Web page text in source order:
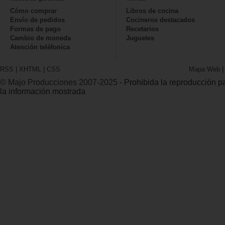
Cómo comprar
Envío de pedidos
Formas de pago
Cambio de moneda
Atención teléfonica
Libros de cocina
Cocineros destacados
Recetarios
Juguetes
RSS | XHTML | CSS Mapa Web |
© Majo Producciones 2007-2025 - Prohibida la reproducción
la información mostrada